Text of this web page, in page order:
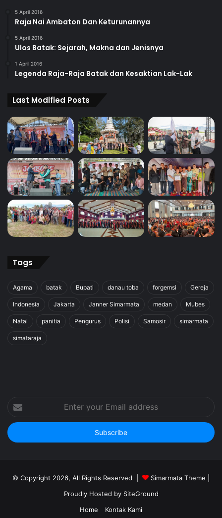
5 April 2016
Raja Nai Ambaton Dan Keturunannya
5 April 2016
Ulos Batak: Sejarah, Makna dan Jenisnya
1 April 2016
Legenda Raja-Raja Batak dan Kesaktian Lak-Lak
Last Modified Posts
Tags
Agama batak Bupati danau toba forgemsi Gereja
Indonesia Jakarta Janner Simarmata medan Mubes
Natal panitia Pengurus Polisi Samosir simarmata
simataraja
Enter
your
Email
address
© Copyright 2026, All Rights Reserved | Simarmata Theme
Proudly Hosted by SiteGround
Home
Kontak Kami